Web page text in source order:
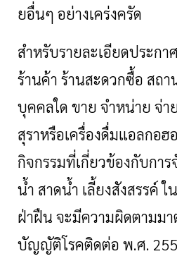
ยอื่นๆ อย่างเคร่งครัด
สำหรับรายละเอียดประก
ร้านค้า ร้านสะดวกซื้อ สถ
บุคคลใด ขาย จำหน่าย จ่
สุราหรือเครื่องดื่มแอลกอฮ
กิจกรรมที่เกี่ยวข้องกับกา
น้ำ สาดน้ำ เลี้ยงสังสรรค์
ฝ่าฝืน จะมีความผิดตามมา
บัญญัติโรคติดต่อ พ.ศ.